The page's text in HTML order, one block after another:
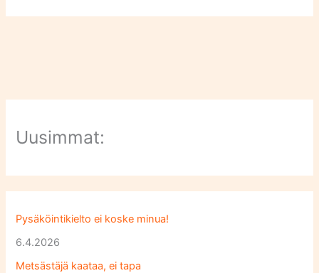
Uusimmat:
Pysäköintikielto ei koske minua!
6.4.2026
Metsästäjä kaataa, ei tapa